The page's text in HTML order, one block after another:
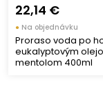
22,14 €
● Na objednávku
Proraso voda po
eukalyptovým
mentolom 400ml